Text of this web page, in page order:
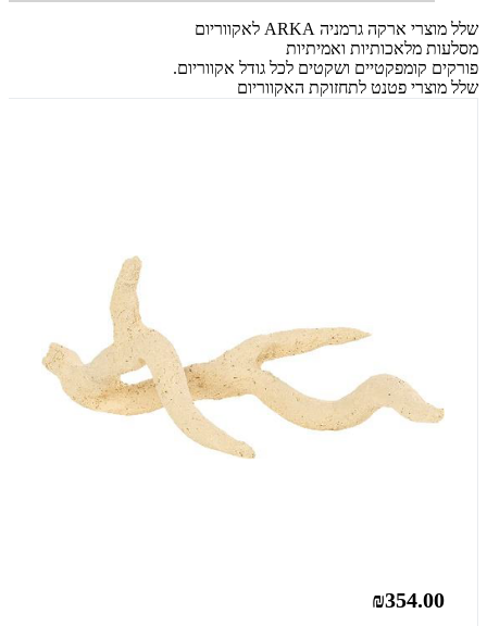
שלל מוצרי ארקה גרמניה ARKA לאקווריום
מסלעות מלאכותיות ואמיתיות
פורקים קומפקטיים ושקטים לכל גודל אקווריום.
שלל מוצרי פטנט לתחזוקת האקווריום
₪354.00